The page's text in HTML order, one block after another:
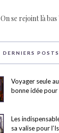
On se rejoint là bas
DERNIERS POSTS
Voyager seule
bonne idée pour
Les
sa valise pour